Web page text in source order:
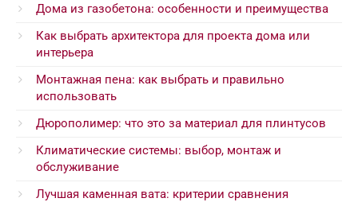
Дома из газобетона: особенности и преимущества
Как выбрать архитектора для проекта дома или
интерьера
Монтажная пена: как выбрать и правильно
использовать
Дюрополимер: что это за материал для плинтусов
Климатические системы: выбор, монтаж и
обслуживание
Лучшая каменная вата: критерии сравнения